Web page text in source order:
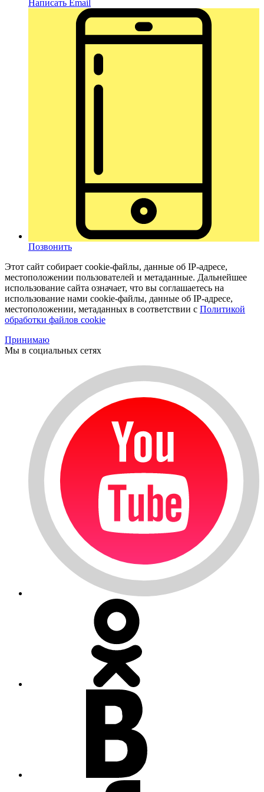
Написать Email
Позвонить
Этот сайт собирает cookie-файлы, данные об IP-адресе,
местоположении пользователей и метаданные. Дальнейшее
использование сайта означает, что вы соглашаетесь на
использование нами cookie-файлы, данные об IP-адресе,
местоположении, метаданных в соответствии с Политикой
обработки файлов cookie
Принимаю
Мы в социальных сетях